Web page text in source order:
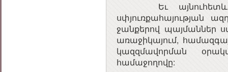
Եւ այնուհետև
սփյուռքահայության
ջանքերով պայմաններ
առաջիկայում,
կազզմավորման
համաջողովը: